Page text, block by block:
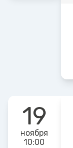
19
ноября
10:00